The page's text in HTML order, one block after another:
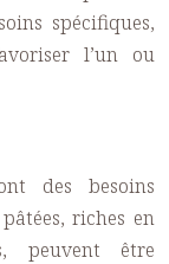
spécifiques,
l’un ou
des besoins
riches en
peuvent être